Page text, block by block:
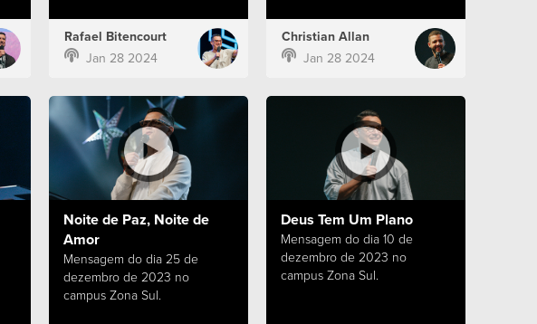
Rafael Bitencourt
Jan 28 2024
Christian Allan
Jan 28 2024
Noite de Paz, Noite de
Amor
Mensagem do dia 25 de
dezembro de 2023 no
campus Zona Sul.
Deus Tem Um Plano
Mensagem do dia 10 de
dezembro de 2023 no
campus Zona Sul.